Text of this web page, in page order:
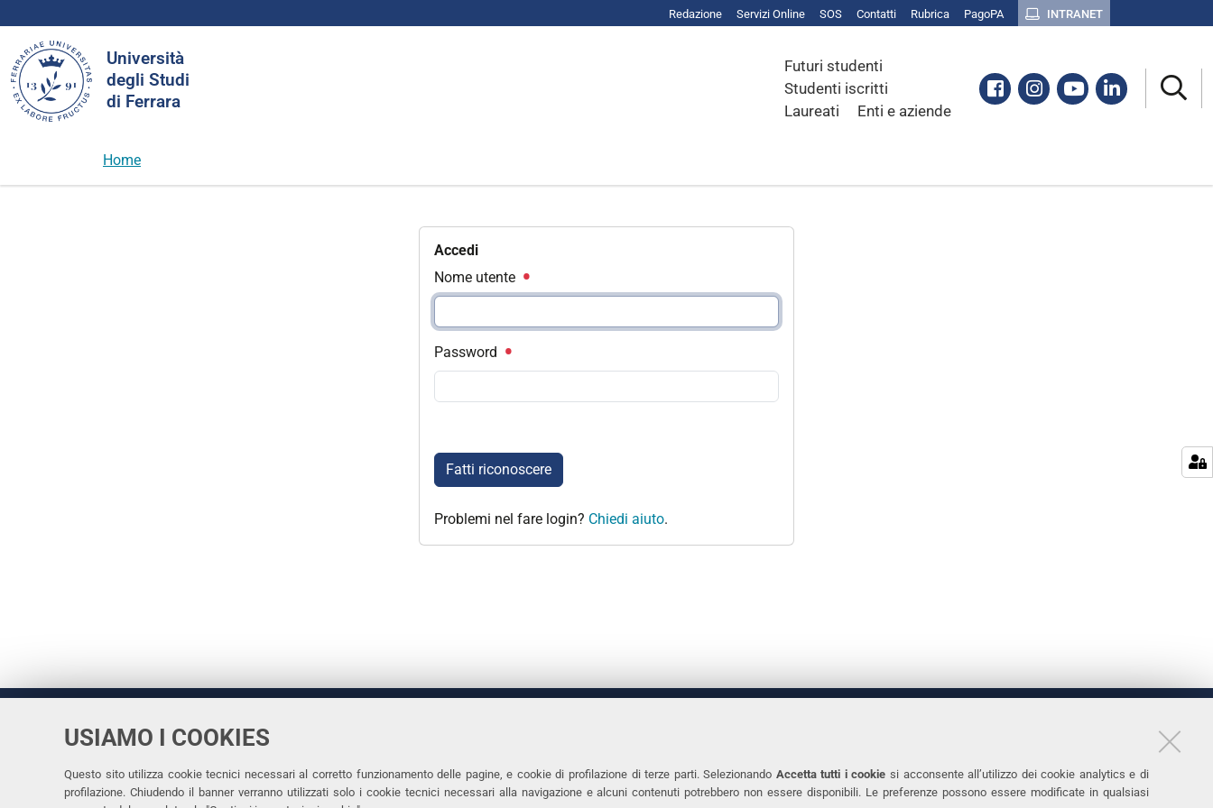
USIAMO I COOKIES
Questo sito utilizza cookie tecnici necessari al corretto funzionamento delle pagine, e cookie di profilazione di terze parti. Selezionando Accetta tutti i cookie si acconsente all’utilizzo dei cookie analytics e di
profilazione. Chiudendo il banner verranno utilizzati solo i cookie tecnici necessari alla navigazione e alcuni contenuti potrebbero non essere disponibili. Le preferenze possono essere modificate in qualsiasi
Redazione Servizi Online SOS Contatti Rubrica PagoPA INTRANET
Università
degli Studi
di Ferrara
Futuri studenti
Studenti iscritti
Laureati
Enti e aziende
Facebook
Instagram
YoutubeLinkedin
nel
sito
Home
Accedi
Nome utente
Password
Fatti riconoscere
Problemi nel fare login? Chiedi aiuto.
Università
di Ferrara
Rettrice: Prof.ssa Laura Ramaciotti
via Ludovico Ariosto, 35 - 44121 Ferrara
Tel. +39 0532 293111
Fax. +39 0532 293031
Accessibilità
Protezione dati personali